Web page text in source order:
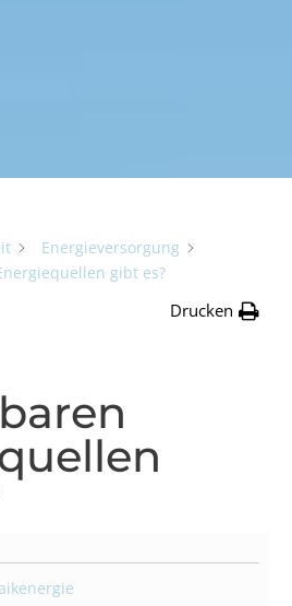
Energieversorgung
gibt es?
Drucken